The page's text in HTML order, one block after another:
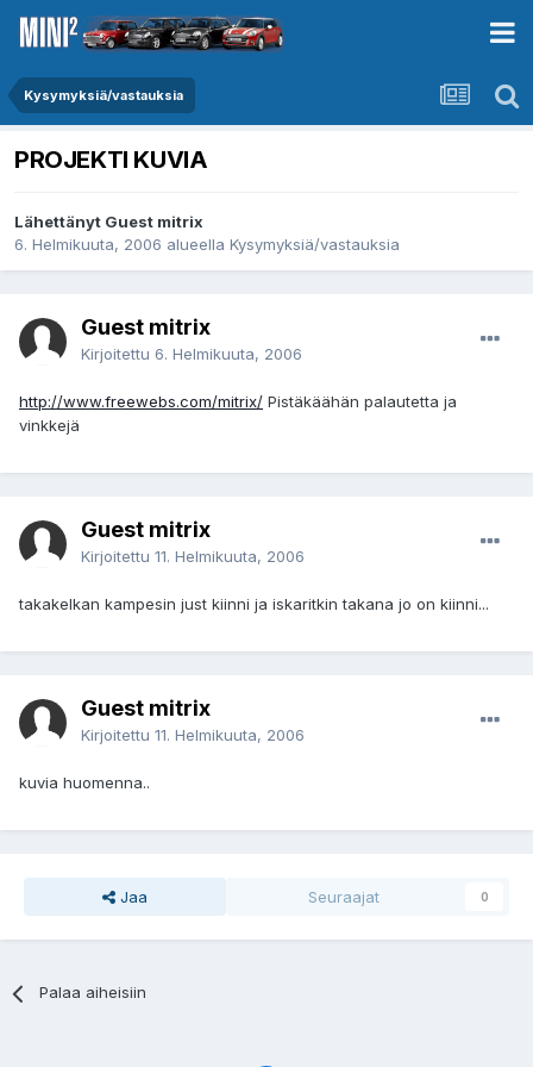
Kysymyksiä/vastauksia
PROJEKTI KUVIA
Lähettänyt Guest mitrix
6. Helmikuuta, 2006 alueella Kysymyksiä/vastauksia
Guest mitrix
Kirjoitettu 6. Helmikuuta, 2006
http://www.freewebs.com/mitrix/ Pistäkäähän palautetta ja
vinkkejä
Guest mitrix
Kirjoitettu 11. Helmikuuta, 2006
takakelkan kampesin just kiinni ja iskaritkin takana jo on kiinni...
Guest mitrix
Kirjoitettu 11. Helmikuuta, 2006
kuvia huomenna..
Jaa Seuraajat 0
Palaa aiheisiin